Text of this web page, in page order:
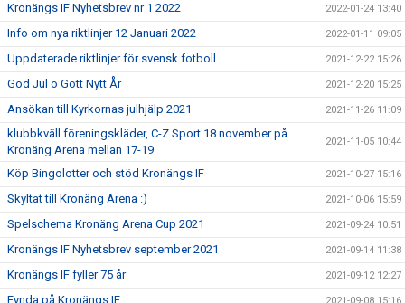
Kronängs IF Nyhetsbrev nr 1 2022 2022-01-24 13:40
Info om nya riktlinjer 12 Januari 2022 2022-01-11 09:05
Uppdaterade riktlinjer för svensk fotboll 2021-12-22 15:26
God Jul o Gott Nytt År 2021-12-20 15:25
Ansökan till Kyrkornas julhjälp 2021 2021-11-26 11:09
klubbkväll föreningskläder, C-Z Sport 18 november på
Kronäng Arena mellan 17-19
2021-11-05 10:44
Köp Bingolotter och stöd Kronängs IF 2021-10-27 15:16
Skyltat till Kronäng Arena :) 2021-10-06 15:59
Spelschema Kronäng Arena Cup 2021 2021-09-24 10:51
Kronängs IF Nyhetsbrev september 2021 2021-09-14 11:38
Kronängs IF fyller 75 år 2021-09-12 12:27
Fynda på Kronängs IF